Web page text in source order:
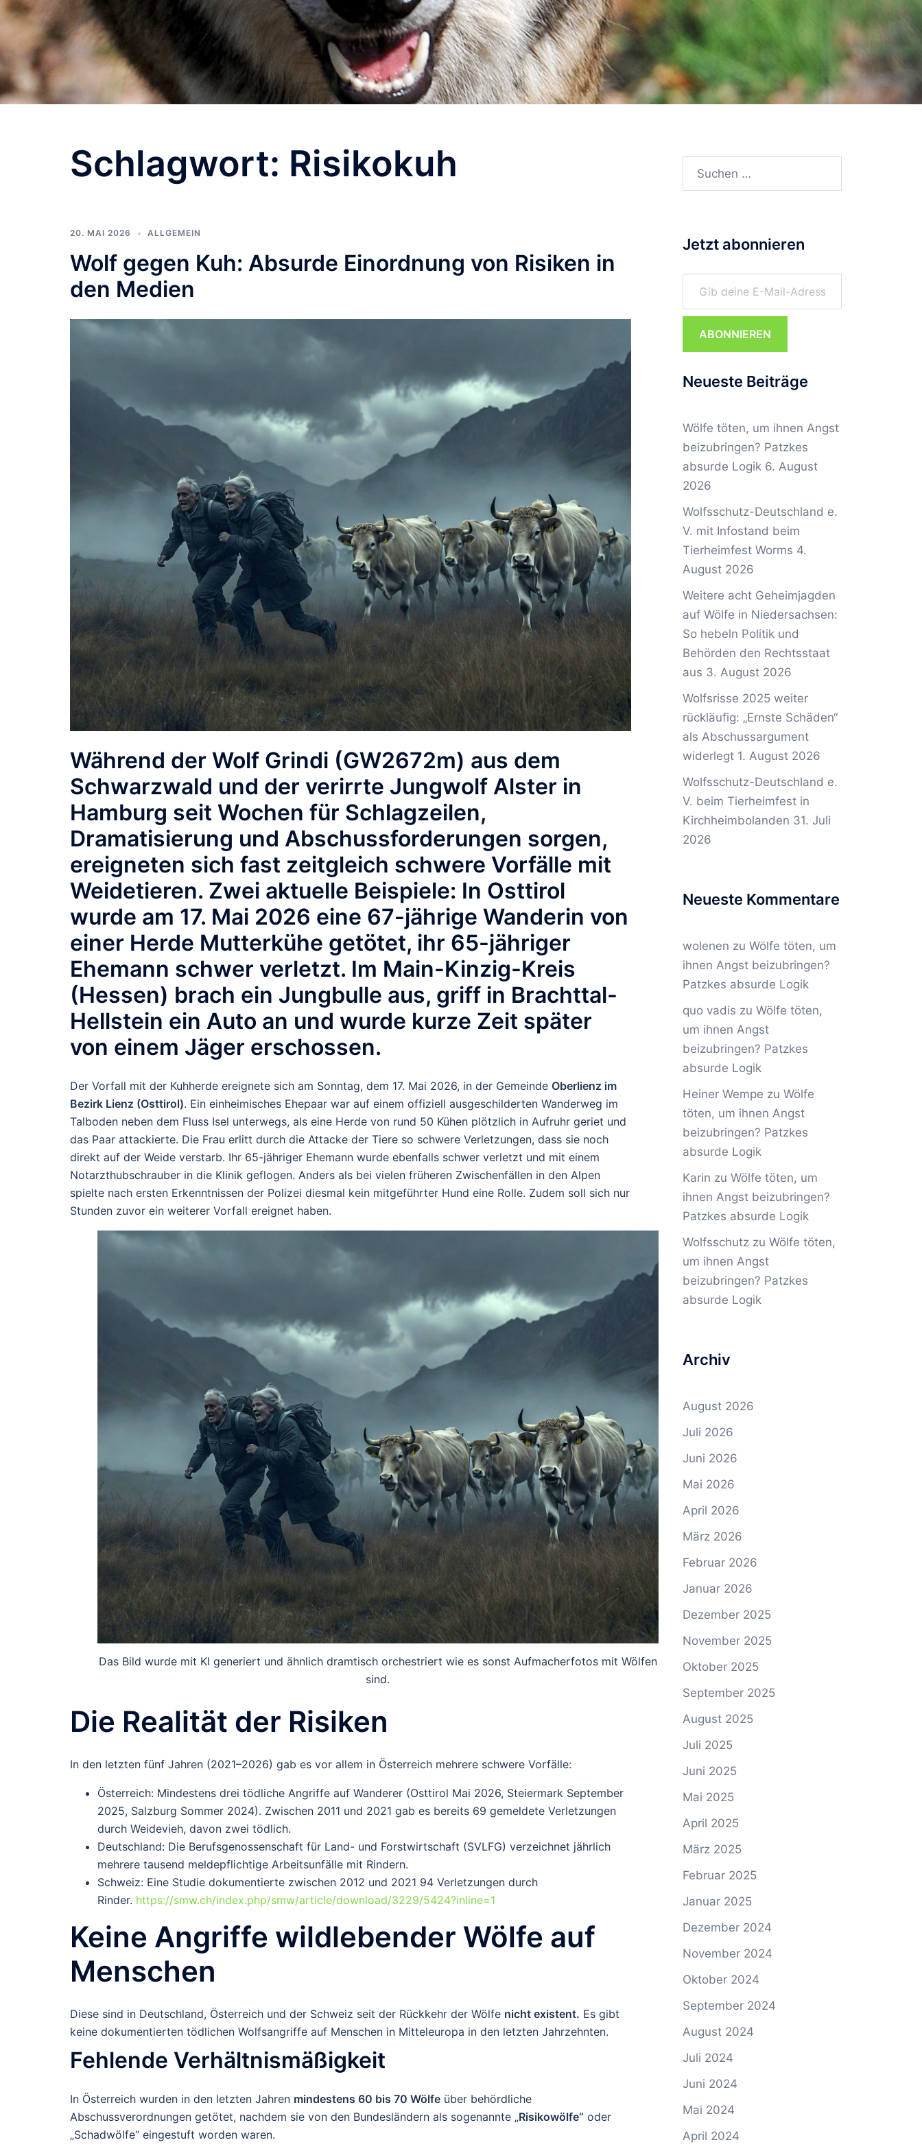
Schlagwort: Risikokuh
20. MAI 2026 ALLGEMEIN
Wolf gegen Kuh: Absurde Einordnung von Risiken in
den Medien
Während der Wolf Grindi (GW2672m) aus dem
Schwarzwald und der verirrte Jungwolf Alster in
Hamburg seit Wochen für Schlagzeilen,
Dramatisierung und Abschussforderungen sorgen,
ereigneten sich fast zeitgleich schwere Vorfälle mit
Weidetieren. Zwei aktuelle Beispiele: In Osttirol
wurde am 17. Mai 2026 eine 67-jährige Wanderin von
einer Herde Mutterkühe getötet, ihr 65-jähriger
Ehemann schwer verletzt. Im Main-Kinzig-Kreis
(Hessen) brach ein Jungbulle aus, griff in Brachttal-
Hellstein ein Auto an und wurde kurze Zeit später
von einem Jäger erschossen.
Der Vorfall mit der Kuhherde ereignete sich am Sonntag, dem 17. Mai 2026, in der Gemeinde Oberlienz im
Bezirk Lienz (Osttirol). Ein einheimisches Ehepaar war auf einem offiziell ausgeschilderten Wanderweg im
Talboden neben dem Fluss Isel unterwegs, als eine Herde von rund 50 Kühen plötzlich in Aufruhr geriet und
das Paar attackierte. Die Frau erlitt durch die Attacke der Tiere so schwere Verletzungen, dass sie noch
direkt auf der Weide verstarb. Ihr 65-jähriger Ehemann wurde ebenfalls schwer verletzt und mit einem
Notarzthubschrauber in die Klinik geflogen. Anders als bei vielen früheren Zwischenfällen in den Alpen
spielte nach ersten Erkenntnissen der Polizei diesmal kein mitgeführter Hund eine Rolle. Zudem soll sich nur
Stunden zuvor ein weiterer Vorfall ereignet haben.
Das Bild wurde mit KI generiert und ähnlich dramtisch orchestriert wie es sonst Aufmacherfotos mit Wölfen
sind.
Die Realität der Risiken
In den letzten fünf Jahren (2021–2026) gab es vor allem in Österreich mehrere schwere Vorfälle:
Österreich: Mindestens drei tödliche Angriffe auf Wanderer (Osttirol Mai 2026, Steiermark September
2025, Salzburg Sommer 2024). Zwischen 2011 und 2021 gab es bereits 69 gemeldete Verletzungen
durch Weidevieh, davon zwei tödlich.
Deutschland: Die Berufsgenossenschaft für Land- und Forstwirtschaft (SVLFG) verzeichnet jährlich
mehrere tausend meldepflichtige Arbeitsunfälle mit Rindern.
Schweiz: Eine Studie dokumentierte zwischen 2012 und 2021 94 Verletzungen durch
Rinder. https://smw.ch/index.php/smw/article/download/3229/5424?inline=1
Keine Angriffe wildlebender Wölfe auf
Menschen
Diese sind in Deutschland, Österreich und der Schweiz seit der Rückkehr der Wölfe nicht existent. Es gibt
keine dokumentierten tödlichen Wolfsangriffe auf Menschen in Mitteleuropa in den letzten Jahrzehnten.
Fehlende Verhältnismäßigkeit
In Österreich wurden in den letzten Jahren mindestens 60 bis 70 Wölfe über behördliche
Abschussverordnungen getötet, nachdem sie von den Bundesländern als sogenannte „Risikowölfe“ oder
„Schadwölfe“ eingestuft worden waren.
Suchen
Jetzt abonnieren
Gib deine E-Mail-Adresse ein ...
ABONNIEREN
Neueste Beiträge
Wölfe töten, um ihnen Angst
beizubringen? Patzkes
absurde Logik 6. August
2026
Wolfsschutz-Deutschland e.
V. mit Infostand beim
Tierheimfest Worms 4.
August 2026
Weitere acht Geheimjagden
auf Wölfe in Niedersachsen:
So hebeln Politik und
Behörden den Rechtsstaat
aus 3. August 2026
Wolfsrisse 2025 weiter
rückläufig: „Ernste Schäden“
als Abschussargument
widerlegt 1. August 2026
Wolfsschutz-Deutschland e.
V. beim Tierheimfest in
Kirchheimbolanden 31. Juli
2026
Neueste Kommentare
wolenen zu Wölfe töten, um
ihnen Angst beizubringen?
Patzkes absurde Logik
quo vadis zu Wölfe töten,
um ihnen Angst
beizubringen? Patzkes
absurde Logik
Heiner Wempe zu Wölfe
töten, um ihnen Angst
beizubringen? Patzkes
absurde Logik
Karin zu Wölfe töten, um
ihnen Angst beizubringen?
Patzkes absurde Logik
Wolfsschutzzu Wölfe töten,
um ihnen Angst
beizubringen? Patzkes
absurde Logik
Archiv
August 2026
Juli 2026
Juni 2026
Mai 2026
April 2026
März 2026
Februar 2026
Januar 2026
Dezember 2025
November 2025
Oktober 2025
September 2025
August 2025
Juli 2025
Juni 2025
Mai 2025
April 2025
März 2025
Februar 2025
Januar 2025
Dezember 2024
November 2024
Oktober 2024
September 2024
August 2024
Juli 2024
Juni 2024
Mai 2024
April 2024